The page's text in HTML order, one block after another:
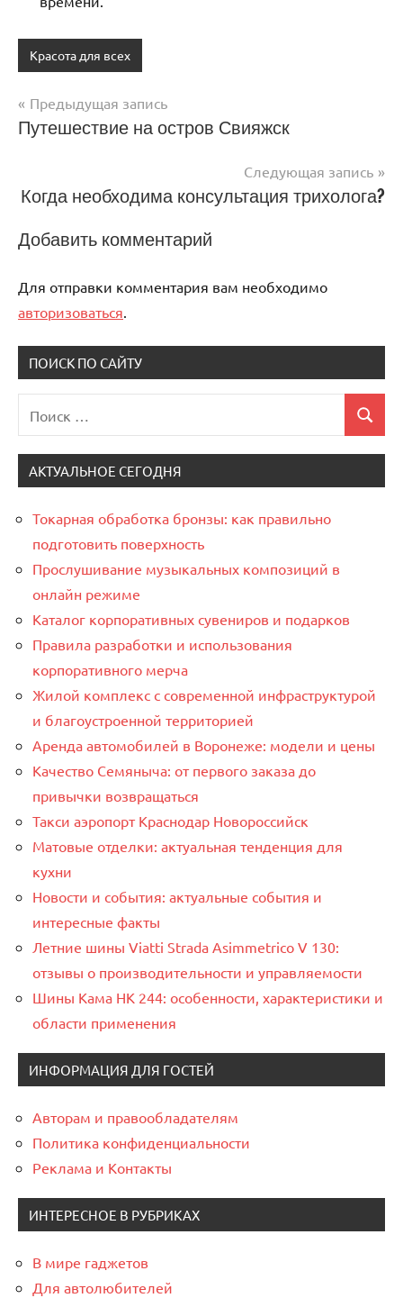
Красота для всех
Навигация
записям
Предыдущая запись
Путешествие на остров Свияжск
Следующая запись
Когда необходима консультация трихолога?
Добавить комментарий
Для отправки комментария вам необходимо
авторизоваться.
ПОИСК ПО САЙТУ
для:
Поиск
АКТУАЛЬНОЕ СЕГОДНЯ
Токарная обработка бронзы: как правильно
подготовить поверхность
Прослушивание музыкальных композиций в
онлайн режиме
Каталог корпоративных сувениров и подарков
Правила разработки и использования
корпоративного мерча
Жилой комплекс с современной инфраструктурой
и благоустроенной территорией
Аренда автомобилей в Воронеже: модели и цены
Качество Семяныча: от первого заказа до
привычки возвращаться
Такси аэропорт Краснодар Новороссийск
Матовые отделки: актуальная тенденция для
кухни
Новости и события: актуальные события и
интересные факты
Летние шины Viatti Strada Asimmetrico V 130:
отзывы о производительности и управляемости
Шины Кама НК 244: особенности, характеристики и
области применения
ИНФОРМАЦИЯ ДЛЯ ГОСТЕЙ
Авторам и правообладателям
Политика конфиденциальности
Реклама и Контакты
ИНТЕРЕСНОЕ В РУБРИКАХ
В мире гаджетов
Для автолюбителей